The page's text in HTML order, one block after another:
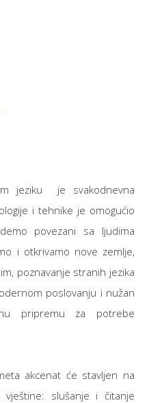
jeziku je svakodnevna
i tehnike je omogućio
povezani sa ljudima
i otkrivamo nove zemlje,
poznavanje stranih jezika
poslovanju i nužan
pripremu za potrebe
akcenat će stavljen na
slušanje i čitanje